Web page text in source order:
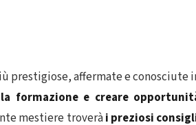
prestigiose, affermate e conosciute
formazione e creare
mestiere troverài preziosi